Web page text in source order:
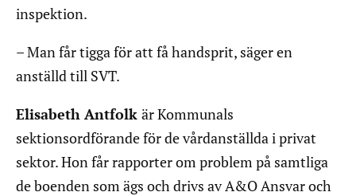
inspektion.
– Man får tigga för att få handsprit, säger en
anställd till SVT.
Elisabeth Antfolk är Kommunals
sektionsordförande för de vårdanställda i privat
sektor. Hon får rapporter om problem på samtliga
de boenden som ägs och drivs av A&O Ansvar och